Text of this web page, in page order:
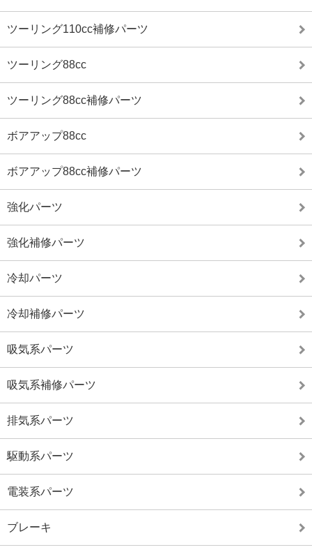
ツーリング110cc補修パーツ
ツーリング88cc
ツーリング88cc補修パーツ
ボアアップ88cc
ボアアップ88cc補修パーツ
強化パーツ
強化補修パーツ
冷却パーツ
冷却補修パーツ
吸気系パーツ
吸気系補修パーツ
排気系パーツ
駆動系パーツ
電装系パーツ
ブレーキ